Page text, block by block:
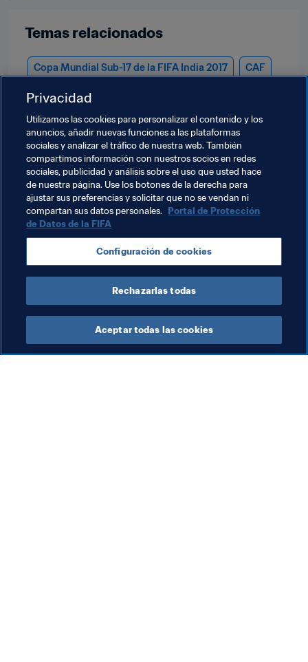
Temas relacionados
Copa Mundial Sub-17 de la FIFA India 2017 CAF
AFC UEFA
Brazil Chile Colombia Costa Rica
England France Alemania Ghana
Guinea Honduras India IR Iran Iraq
Japan DPR Korea Mali México
New Caledonia New Zealand Niger
Paraguay España Türkiye USA
Privacidad
Utilizamos las cookies para personalizar el contenido y los
anuncios, añadir nuevas funciones a las plataformas
sociales y analizar el tráfico de nuestra web. También
compartimos información con nuestros socios en redes
sociales, publicidad y análisis sobre el uso que usted hace
de nuestra página. Use los botones de la derecha para
ajustar sus preferencias y solicitar que no se vendan ni
compartan sus datos personales. Portal de Protección
de Datos de la FIFA
Configuración de cookies
Rechazarlas todas
Aceptar todas las cookies